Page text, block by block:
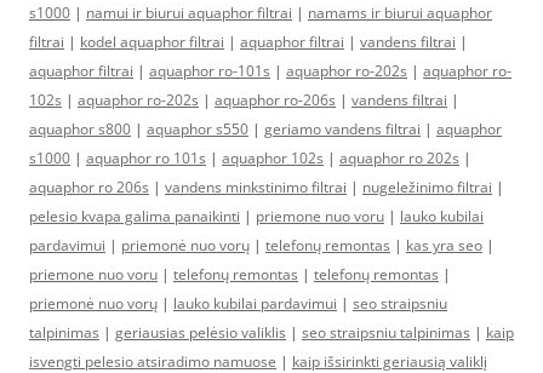
s1000 | namui ir biurui aquaphor filtrai | namams ir biurui aquaphor
filtrai | kodel aquaphor filtrai | aquaphor filtrai | vandens filtrai |
aquaphor filtrai | aquaphor ro-101s | aquaphor ro-202s | aquaphor ro-
102s | aquaphor ro-202s | aquaphor ro-206s | vandens filtrai |
aquaphor s800 | aquaphor s550 | geriamo vandens filtrai | aquaphor
s1000 | aquaphor ro 101s | aquaphor 102s | aquaphor ro 202s |
aquaphor ro 206s | vandens minkstinimo filtrai | nugeležinimo filtrai |
pelesio kvapa galima panaikinti | priemone nuo voru | lauko kubilai
pardavimui | priemonė nuo vorų | telefonų remontas | kas yra seo |
priemone nuo voru | telefonų remontas | telefonų remontas |
priemonė nuo vorų | lauko kubilai pardavimui | seo straipsniu
talpinimas | geriausias pelėsio valiklis | seo straipsniu talpinimas | kaip
isvengti pelesio atsiradimo namuose | kaip išsirinkti geriausią valiklį